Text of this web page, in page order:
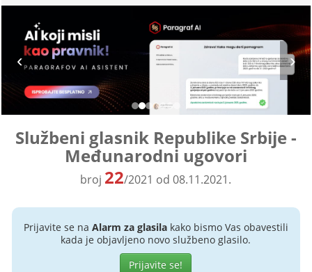
Službeni glasnik Republike Srbije -
Međunarodni ugovori
broj 22/2021 od 08.11.2021.
Prijavite se na Alarm za glasilakako bismo Vas obavestili
kada je objavljeno novo službeno glasilo.
Prijavite se!